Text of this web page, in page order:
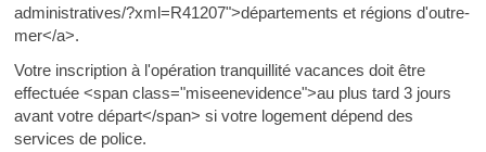
administratives/?xml=R41207">départements et régions d'outre-
mer</a>.
Votre inscription à l'opération tranquillité vacances doit être
effectuée <span class="miseenevidence">au plus tard 3 jours
avant votre départ</span> si votre logement dépend des
services de police.